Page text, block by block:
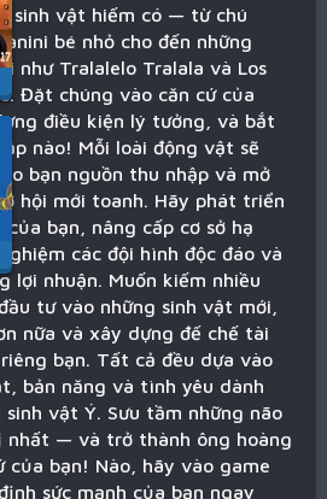
sinh vật hiếm có — từ chú
bé nhỏ cho đến những
như Tralalelo Tralala và Los
Đặt chúng vào căn cứ của
điều kiện lý tưởng, và bắt
nào! Mỗi loài động vật sẽ
bạn nguồn thu nhập và mở
hội mới toanh. Hãy phát triển
của bạn, nâng cấp cơ sở hạ
các đội hình độc đáo và
lợi nhuận. Muốn kiếm nhiều
tư vào những sinh vật mới,
nữa và xây dựng đế chế tài
bạn. Tất cả đều dựa vào
bản năng và tình yêu dành
sinh vật Ý. Sưu tầm những não
nhất — và trở thành ông hoàng
của bạn! Nào, hãy vào game
sức mạnh của bạn ngay